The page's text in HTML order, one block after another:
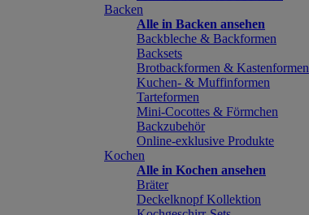
Backen
Alle in Backen ansehen
Backbleche & Backformen
Backsets
Brotbackformen & Kastenformen
Kuchen- & Muffinformen
Tarteformen
Mini-Cocottes & Förmchen
Backzubehör
Online-exklusive Produkte
Kochen
Alle in Kochen ansehen
Bräter
Deckelknopf Kollektion